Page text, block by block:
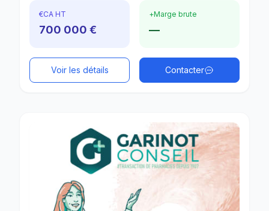
€CA HT
700 000 €
+Marge brute
—
Voir les détails Contacter